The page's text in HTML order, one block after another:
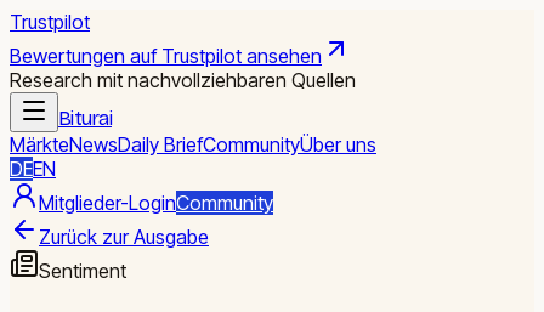
Trustpilot
Bewertungen auf Trustpilot ansehen
Research mit nachvollziehbaren Quellen
Biturai
MärkteNewsDaily BriefCommunityÜber uns
DEEN
Mitglieder-LoginCommunity
Zurück zur Ausgabe
Sentiment